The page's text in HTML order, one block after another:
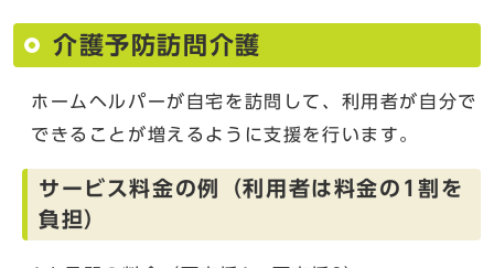
介護予防訪問介護
ホームヘルパーが自宅を訪問して、利用者が自分で
できることが増えるように支援を行います。
サービス料金の例（利用者は料金の1割を
負担）